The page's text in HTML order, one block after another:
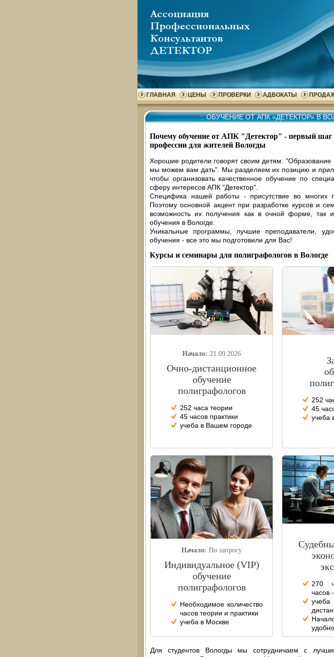
ГЛАВНАЯ ЦЕНЫ ПРОВЕРКИ АДВОКАТЫ
::ОБУЧЕНИЕ ОТ АПК «ДЕТЕКТОР» В
Почему обучение от АПК "Детектор" - первый шаг
профессии для жителей Вологды
Хорошие родители говорят своим детям: "Образование
мы можем вам дать". Мы разделяем их позицию и
чтобы организовать качественное обучение по
сферу интересов АПК "Детектор".
Специфика нашей работы - присутствие во многих
Поэтому основной акцент при разработке курсов и
возможность их получения как в очной форме, так
обучения в Вологде.
Уникальные программы, лучшие преподаватели,
обучения - все это мы подготовили для Вас!
Курсы и семинары для полиграфологов в Вологде
Начало: 21.09.2026
Очно-дистанционное
обучение
полиграфологов
252 часа теории
45 часов практики
учеба в Вашем городе
252
45
учеба
Начало: По запросу
Индивидуальное (VIP)
обучение
полиграфологов
Необходимое количество
часов теории и практики
учеба в Москве
270
часов
Для студентов Вологды мы сотрудничаем с